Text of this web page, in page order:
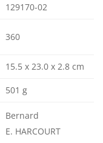
129170-02
360
15.5 x 23.0 x 2.8 cm
501 g
Bernard
E. HARCOURT